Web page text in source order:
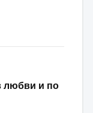
любви и по